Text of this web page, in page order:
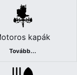
kapák
Tovább...